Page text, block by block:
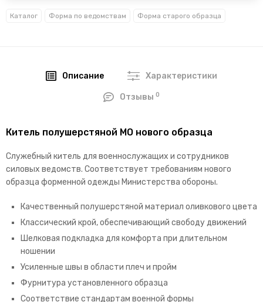
Каталог Форма по ведомствам Форма старого образца
Описание Характеристики
Отзывы0
Китель полушерстяной МО нового образца
Служебный китель для военнослужащих и сотрудников
силовых ведомств. Соответствует требованиям нового
образца форменной одежды Министерства обороны.
Качественный полушерстяной материал оливкового цвета
Классический крой, обеспечивающий свободу движений
Шелковая подкладка для комфорта при длительном
ношении
Усиленные швы в области плеч и пройм
Фурнитура установленного образца
Соответствие стандартам военной формы